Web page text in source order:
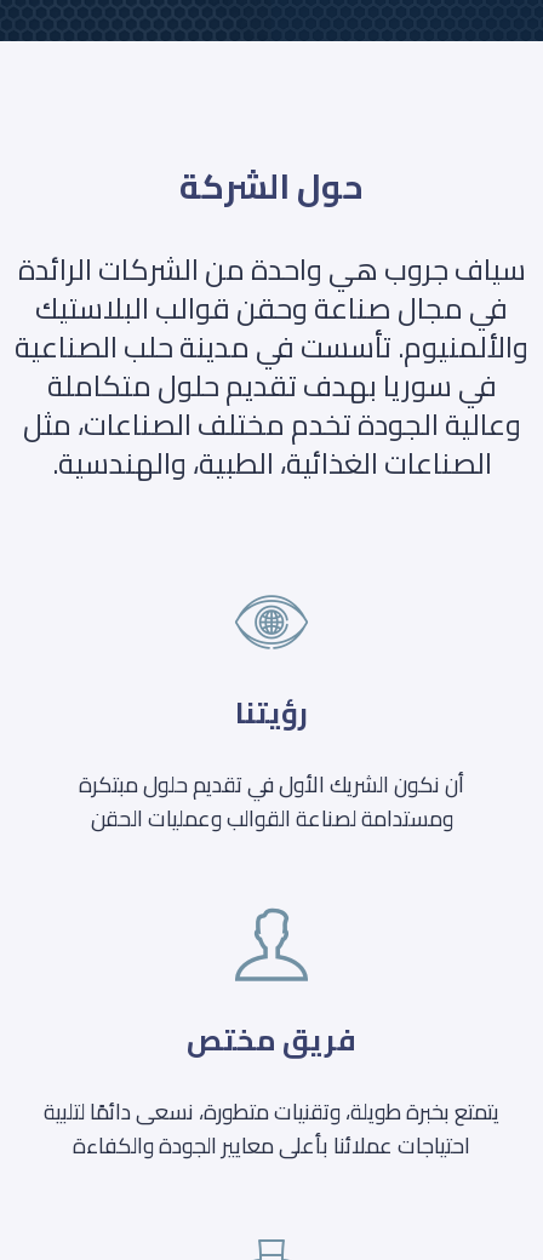
حول الشركة
سياف جروب هي واحدة من الشركات الرائدة
في مجال صناعة وحقن قوالب البلاستيك
والألمنيوم. تأسست في مدينة حلب الصناعية
في سوريا بهدف تقديم حلول متكاملة
وعالية الجودة تخدم مختلف الصناعات، مثل
الصناعات الغذائية، الطبية، والهندسية.
رؤيتنا
أن نكون الشريك الأول في تقديم حلول مبتكرة
ومستدامة لصناعة القوالب وعمليات الحقن
فريق مختص
يتمتع بخبرة طويلة، وتقنيات متطورة، نسعى دائمًا لتلبية
احتياجات عملائنا بأعلى معايير الجودة والكفاءة